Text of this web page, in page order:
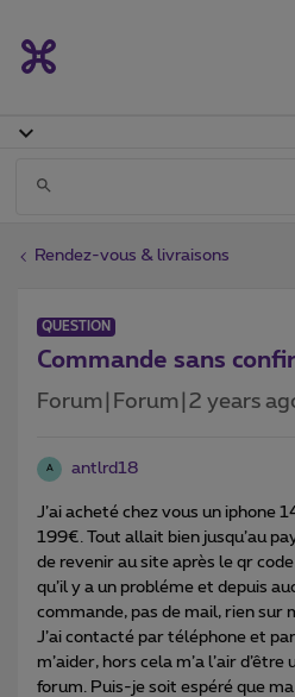
Rendez-vous & livraisons
QUESTION
Commande sans
Forum|Forum|2 years
A antlrd18
J’ai acheté chez vous un iphone
199€. Tout allait bien jusqu’au
de revenir au site après le qr
qu’il y a un probléme et depuis
commande, pas de mail, rien sur
J’ai contacté par téléphone et
m’aider, hors cela m’a l’air
forum. Puis-je soit espéré que